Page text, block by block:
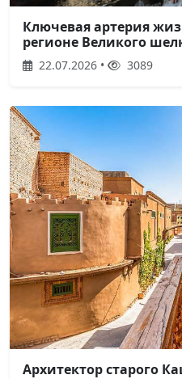
Ключевая артерия
регионе Великого
22.07.2026 • 3089
Архитектор старого